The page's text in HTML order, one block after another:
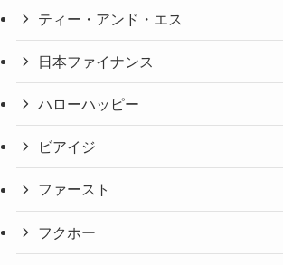
ティー・アンド・エス
日本ファイナンス
ハローハッピー
ビアイジ
ファースト
フクホー